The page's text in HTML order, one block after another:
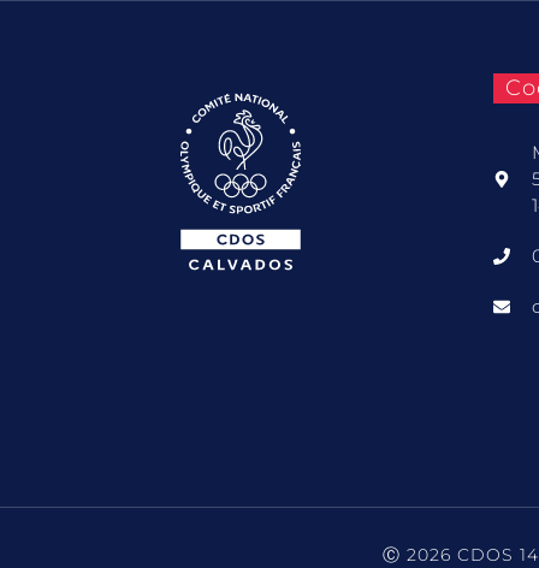
Ⓒ 2026 CDOS